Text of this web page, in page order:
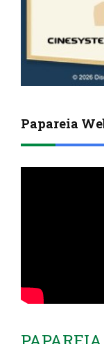
Papareia